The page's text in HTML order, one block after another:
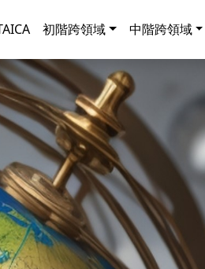
初階跨領域 中階跨領域